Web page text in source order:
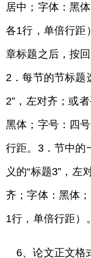
居中；字体：黑
各1行，单倍行距
章标题之后，按
2．每节的节标题
2”，左对齐；或
黑体；字号：四
行距。3．节中的
义的“标题3”，左
齐；字体：黑体
1行，单倍行距）。
6、论文正文格